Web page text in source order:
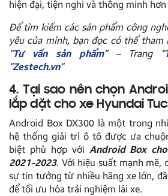
hiện đại, tiện nghi và thông minh
Để tìm kiếm các sản phẩm công
yêu của mình, bạn đọc có thể tham
“Tư vấn sản phẩm” – Trang “
“Zestech.vn“
4. Tại sao nên chọn
lắp đặt cho xe Hyundai
Android Box DX300 là một trong
hệ thống giải trí ô tô được ưa
biệt phù hợp với Android Box
2021-2023. Với hiệu suất mạnh mẽ,
sự tin tưởng từ nhiều hãng xe lớn,
để tối ưu hóa trải nghiệm lái xe.